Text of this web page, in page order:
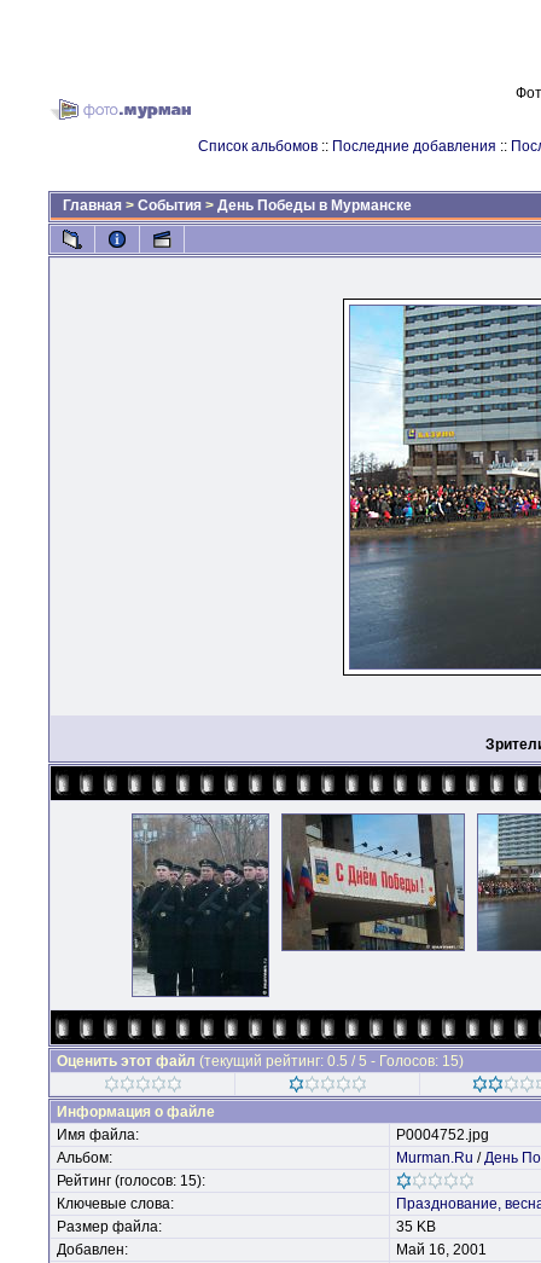
Список альбомов :: Последние добавления ::
Главная > События > День Победы в Мурманске
Оценить этот файл (текущий рейтинг: 0.5 / 5 - Голосов: 15)
Информация о файле
Имя файла:
P0004752.jpg
Альбом:
Murman.Ru /День
Рейтинг (голосов: 15):
Ключевые слова:
Празднование,
Размер файла:
35 KB
Добавлен:
Май 16, 2001